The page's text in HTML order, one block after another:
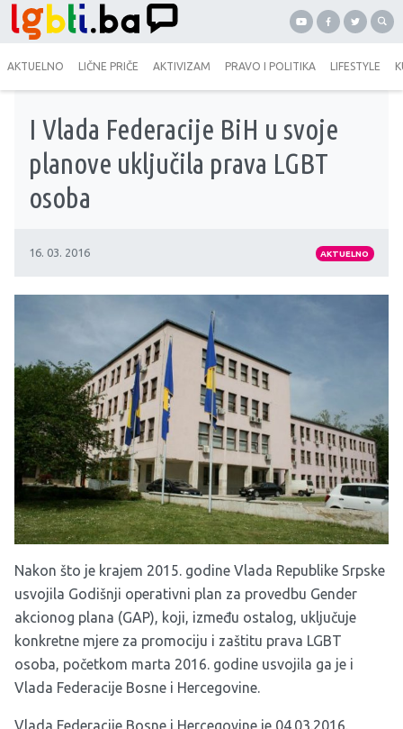
AKTUELNO LIČNE PRIČE AKTIVIZAM PRAVO I POLITIKA LIFESTYLE
I Vlada Federacije BiH u svoje
planove uključila prava LGBT
osoba
16. 03. 2016 AKTUELNO
Nakon što je krajem 2015. godine Vlada Republike Srpske
usvojila Godišnji operativni plan za provedbu Gender
akcionog plana (GAP), koji, između ostalog, uključuje
konkretne mjere za promociju i zaštitu prava ‎LGBT
osoba, početkom marta 2016. godine usvojila ga je i
Vlada Federacije Bosne i Hercegovine.
Vlada Federacije Bosne i Hercegovine je 04.03.2016.